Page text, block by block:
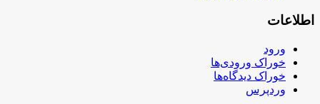
اطلاعات
ورود
خوراک ورودی‌ها
خوراک دیدگاه‌ها
وردپرس